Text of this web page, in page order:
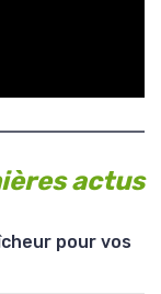
actus
pour vos